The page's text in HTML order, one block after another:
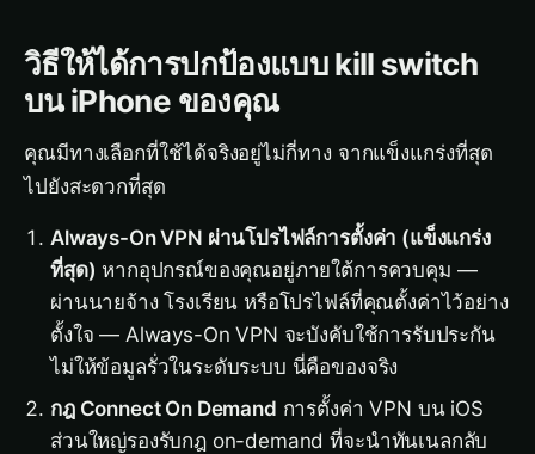
วิธีให้ได้การปกป้องแบบ kill switch
บน iPhone ของคุณ
คุณมีทางเลือกที่ใช้ได้จริงอยู่ไม่กี่ทาง จากแข็งแกร่งที่สุด
ไปยังสะดวกที่สุด
Always-On VPN ผ่านโปรไฟล์การตั้งค่า (แข็งแกร่ง
ที่สุด) หากอุปกรณ์ของคุณอยู่ภายใต้การควบคุม —
ผ่านนายจ้าง โรงเรียน หรือโปรไฟล์ที่คุณตั้งค่าไว้อย่าง
ตั้งใจ — Always-On VPN จะบังคับใช้การรับประกัน
ไม่ให้ข้อมูลรั่วในระดับระบบ นี่คือของจริง
กฎ Connect On Demand การตั้งค่า VPN บน iOS
ส่วนใหญ่รองรับกฎ on-demand ที่จะนำทันเนลกลับ